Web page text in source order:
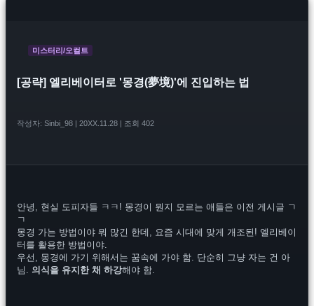
미스터리/오컬트
[공략] 엘리베이터로 '몽경(夢境)'에 진입하는 법
작성자: Sinbi_98 | 20XX.11.28 | 조회 402
안녕, 현실 도피자들 ㅋㅋ! 몽경이 뭔지 모르는 애들은 이전 게시글 ㄱ
ㄱ
몽경 가는 방법이야 뭐 많긴 한데, 요즘 시대에 맞게 개조된! 엘리베이
터를 활용한 방법이야.
우선, 몽경에 가기 위해서는 꿈속에 가야 함. 단순히 그냥 자는 건 아
님. 의식을 유지한 채 하강해야 함.